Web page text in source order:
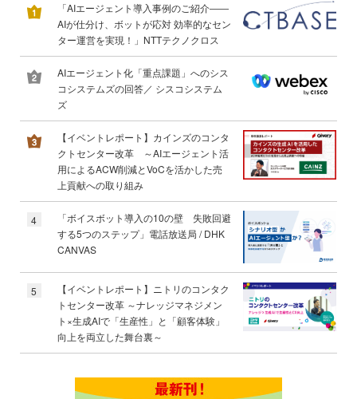
「AIエージェント導入事例のご紹介――
AIが仕分け、ボットが応対 効率的なセン
ター運営を実現！」NTTテクノクロス
AIエージェント化「重点課題」へのシス
コシステムズの回答／ シスコシステム
ズ
【イベントレポート】カインズのコンタ
クトセンター改革 ～AIエージェント活
用によるACW削減とVoCを活かした売
上貢献への取り組み
4
「ボイスボット導入の10の壁 失敗回避
する5つのステップ」電話放送局 / DHK
CANVAS
5
【イベントレポート】ニトリのコンタク
トセンター改革 ～ナレッジマネジメン
ト×生成AIで「生産性」と「顧客体験」
向上を両立した舞台裏～